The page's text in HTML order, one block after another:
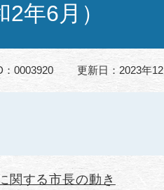
年6月）
：0003920 更新日：2023年
関する市長の動き